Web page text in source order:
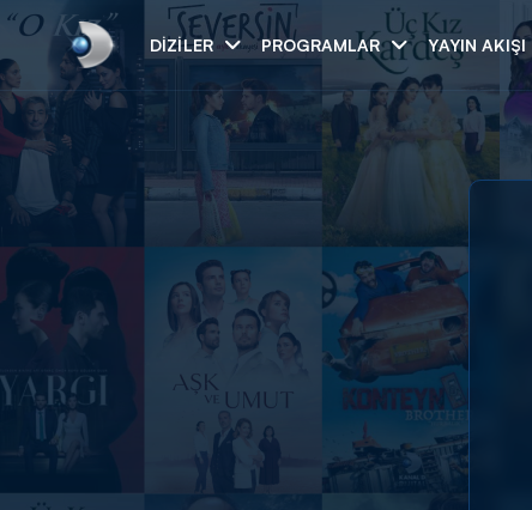
DIZILER PROGRAMLAR YAYIN AKIŞI
Arama
ARAMA SONUÇLARI